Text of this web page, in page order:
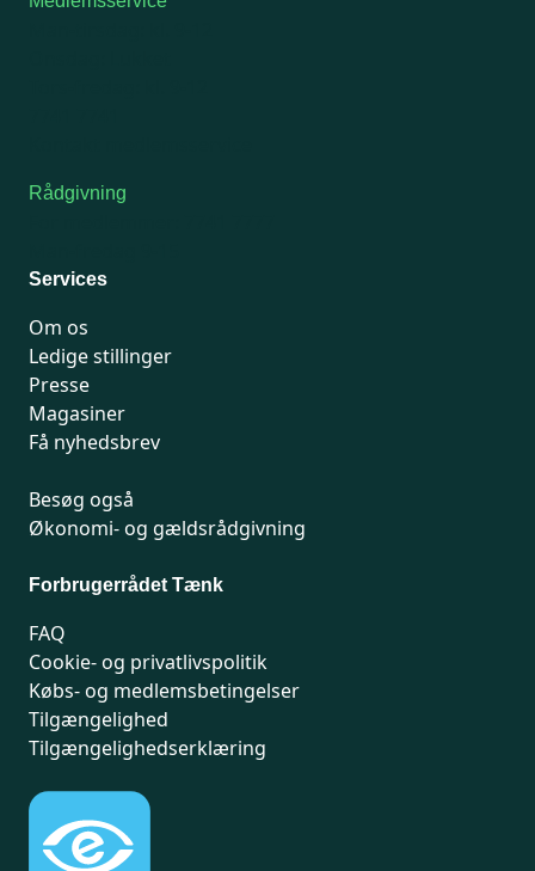
Rådgivning
Services
Om os
Ledige stillinger
Presse
Magasiner
Få nyhedsbrev
Besøg også
Økonomi- og gældsrådgivning
Forbrugerrådet Tænk
FAQ
Cookie- og privatlivspolitik
Købs- og medlemsbetingelser
Tilgængelighed
Tilgængelighedserklæring